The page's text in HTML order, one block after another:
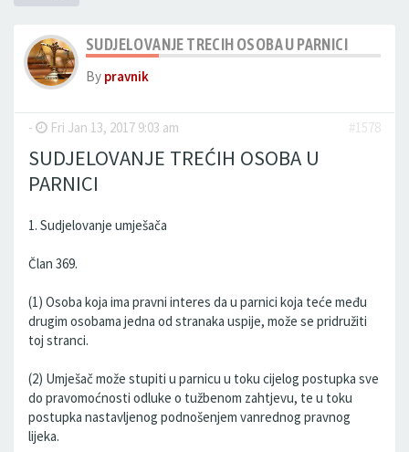
SUDJELOVANJE TRECIH OSOBA U PARNICI
By pravnik
- Fri Jan 13, 2017 9:03 am #1578
SUDJELOVANJE TREĆIH OSOBA U
PARNICI
1. Sudjelovanje umješača
Član 369.
(1) Osoba koja ima pravni interes da u parnici koja teće među
drugim osobama jedna od stranaka uspije, može se pridružiti
toj stranci.
(2) Umješač može stupiti u parnicu u toku cijelog postupka sve
do pravomoćnosti odluke o tužbenom zahtjevu, te u toku
postupka nastavljenog podnošenjem vanrednog pravnog
lijeka.